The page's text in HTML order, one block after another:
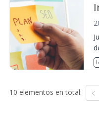
10 elementos en total: